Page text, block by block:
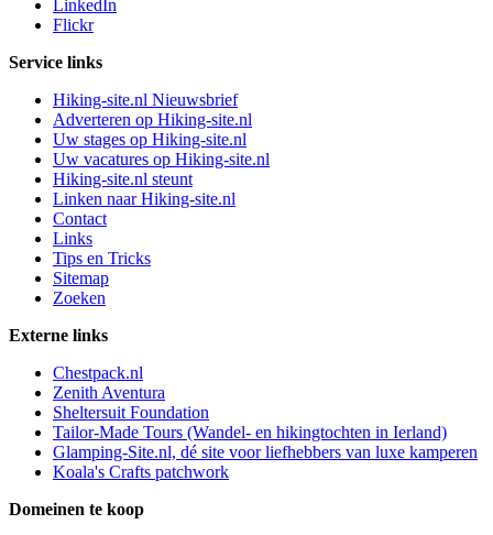
LinkedIn
Flickr
Service links
Hiking-site.nl Nieuwsbrief
Adverteren op Hiking-site.nl
Uw stages op Hiking-site.nl
Uw vacatures op Hiking-site.nl
Hiking-site.nl steunt
Linken naar Hiking-site.nl
Contact
Links
Tips en Tricks
Sitemap
Zoeken
Externe links
Chestpack.nl
Zenith Aventura
Sheltersuit Foundation
Tailor-Made Tours (Wandel- en hikingtochten in Ierland)
Glamping-Site.nl, dé site voor liefhebbers van luxe kamperen
Koala's Crafts patchwork
Domeinen te koop